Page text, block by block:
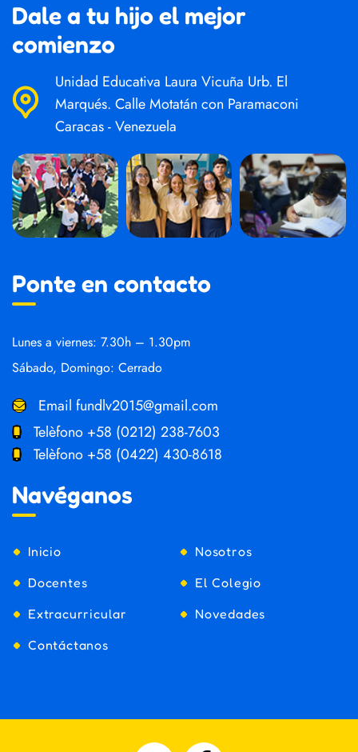
Dale a tu hijo el mejor
comienzo
Unidad Educativa Laura Vicuña Urb. El
Marqués. Calle Motatán con Paramaconi
Caracas - Venezuela
Ponte en contacto
Lunes a viernes: 7.30h – 1.30pm
Sábado, Domingo: Cerrado
Email fundlv2015@gmail.com
Telèfono +58 (0212) 238-7603
Telèfono +58 (0422) 430-8618
Navéganos
Inicio
Nosotros
Docentes
El Colegio
Extracurricular
Novedades
Contáctanos